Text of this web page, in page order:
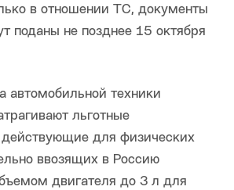
в отношении ТС, документы
поданы не позднее 15 октября
автомобильной техники
льготные
для физических
ввозящих в Россию
двигателя до 3 л для